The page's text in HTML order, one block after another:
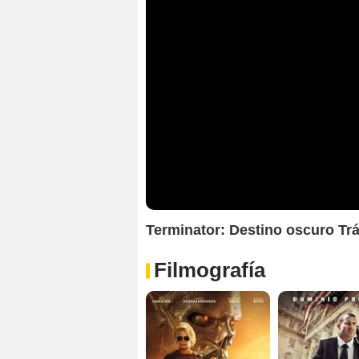
Terminator: Destino oscuro
Filmografía